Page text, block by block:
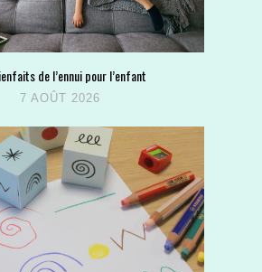
de l’ennui pour l’enfant
7 AOÛT 2026